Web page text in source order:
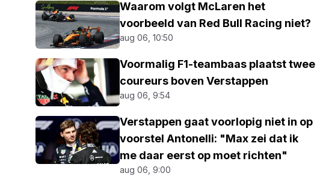
Waarom volgt McLaren het
voorbeeld van Red Bull Racing niet?
aug 06, 10:50
Voormalig F1-teambaas plaatst twee
coureurs boven Verstappen
aug 06, 9:54
Verstappen gaat voorlopig niet in op
voorstel Antonelli: "Max zei dat ik
me daar eerst op moet richten"
aug 06, 9:00